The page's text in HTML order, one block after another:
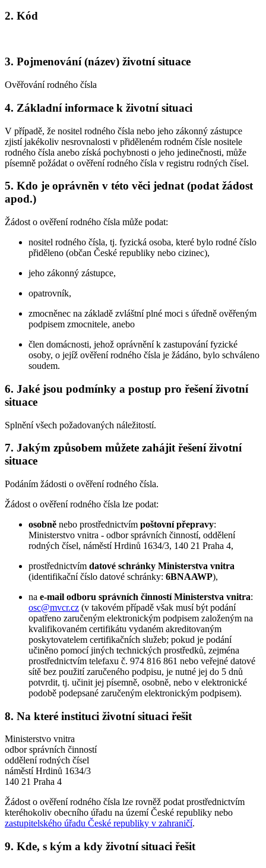
2. Kód
3. Pojmenování (název) životní situace
Ověřování rodného čísla
4. Základní informace k životní situaci
V případě, že nositel rodného čísla nebo jeho zákonný zástupce
zjistí jakékoliv nesrovnalosti v přiděleném rodném čísle nositele
rodného čísla anebo získá pochybnosti o jeho jedinečnosti, může
písemně požádat o ověření rodného čísla v registru rodných čísel.
5. Kdo je oprávněn v této věci jednat (podat žádost
apod.)
Žádost o ověření rodného čísla může podat:
nositel rodného čísla, tj. fyzická osoba, které bylo rodné číslo
přiděleno (občan České republiky nebo cizinec),
jeho zákonný zástupce,
opatrovník,
zmocněnec na základě zvláštní plné moci s úředně ověřeným
podpisem zmocnitele, anebo
člen domácnosti, jehož oprávnění k zastupování fyzické
osoby, o jejíž ověření rodného čísla je žádáno, bylo schváleno
soudem.
6. Jaké jsou podmínky a postup pro řešení životní
situace
Splnění všech požadovaných náležitostí.
7. Jakým způsobem můžete zahájit řešení životní
situace
Podáním žádosti o ověření rodného čísla.
Žádost o ověření rodného čísla lze podat:
osobně nebo prostřednictvím poštovní přepravy:
Ministerstvo vnitra - odbor správních činností, oddělení
rodných čísel, náměstí Hrdinů 1634/3, 140 21 Praha 4,
prostřednictvím datové schránky Ministerstva vnitra
(identifikační číslo datové schránky: 6BNAAWP),
na e-mail odboru správních činností Ministerstva vnitra:
osc@mvcr.cz (v takovém případě však musí být podání
opatřeno zaručeným elektronickým podpisem založeným na
kvalifikovaném certifikátu vydaném akreditovaným
poskytovatelem certifikačních služeb; pokud je podání
učiněno pomocí jiných technických prostředků, zejména
prostřednictvím telefaxu č. 974 816 861 nebo veřejné datové
sítě bez použití zaručeného podpisu, je nutné jej do 5 dnů
potvrdit, tj. učinit jej písemně, osobně, nebo v elektronické
podobě podepsané zaručeným elektronickým podpisem).
8. Na které instituci životní situaci řešit
Ministerstvo vnitra
odbor správních činností
oddělení rodných čísel
náměstí Hrdinů 1634/3
140 21 Praha 4
Žádost o ověření rodného čísla lze rovněž podat prostřednictvím
kteréhokoliv obecního úřadu na území České republiky nebo
zastupitelského úřadu České republiky v zahraničí.
9. Kde, s kým a kdy životní situaci řešit